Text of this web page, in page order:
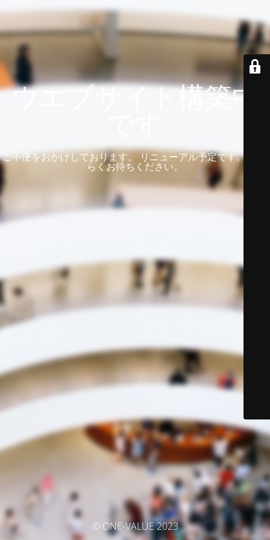
ウエブサイト構築中
ご不便をおかけしております。 リニューアル予定です。 しば
らくお待ちください。
© ONE-VALUE 2023